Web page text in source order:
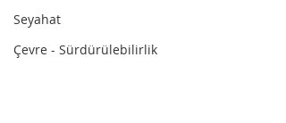
Seyahat
Çevre - Sürdürülebilirlik